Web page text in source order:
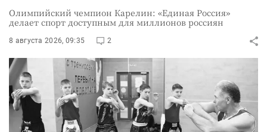
Олимпийский чемпион Карелин: «Единая Россия»
делает спорт доступным для миллионов россиян
8 августа 2026, 09:35 2